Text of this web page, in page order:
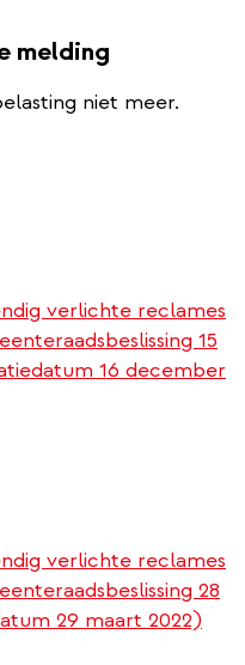
melding
niet meer.
verlichte reclames
15
16 december
verlichte reclames
28
29 maart 2022)